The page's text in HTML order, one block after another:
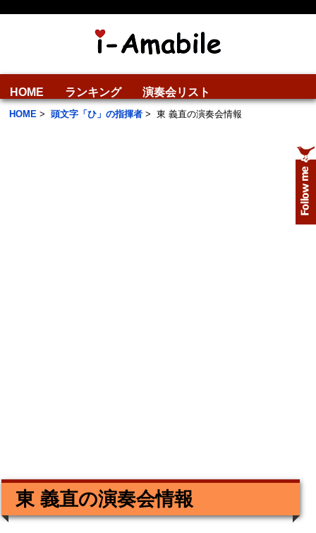
HOME ランキング 演奏会リスト
HOME > 頭文字「ひ」の指揮者 > 東 義直の演奏会情報
東 義直の演奏会情報